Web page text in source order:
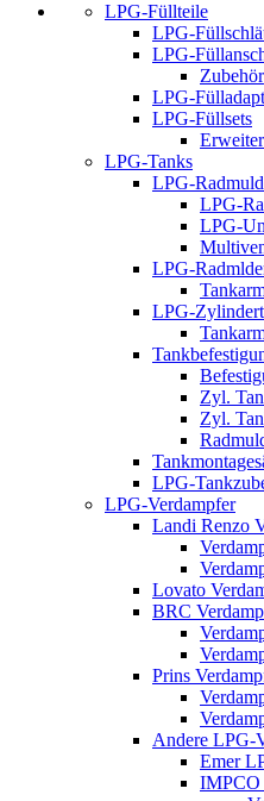
LPG-Füllteile
LPG-
LPG-
Zubehör
LPG-
LPG-Füllsets
LPG-Tanks
LPG-
LPG-
LPG-
LPG-
LPG-
Zyl.
Zyl.
LPG-
LPG-Verdampfer
Landi Renzo
Lovato
BRC
Prins
Andere LPG-
Emer
IMPCO